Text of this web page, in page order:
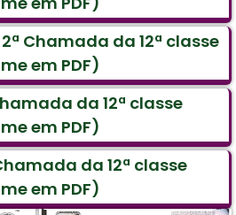
Chamada da 12ª classe
em PDF)
da 12ª classe
em PDF)
da 12ª classe
em PDF)